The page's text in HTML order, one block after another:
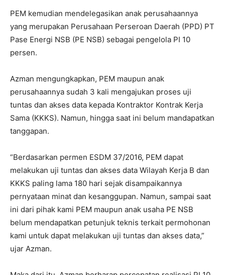
PEM kemudian mendelegasikan anak perusahaannya
yang merupakan Perusahaan Perseroan Daerah (PPD) PT
Pase Energi NSB (PE NSB) sebagai pengelola PI 10
persen.
Azman mengungkapkan, PEM maupun anak
perusahaannya sudah 3 kali mengajukan proses uji
tuntas dan akses data kepada Kontraktor Kontrak Kerja
Sama (KKKS). Namun, hingga saat ini belum mandapatkan
tanggapan.
“Berdasarkan permen ESDM 37/2016, PEM dapat
melakukan uji tuntas dan akses data Wilayah Kerja B dan
KKKS paling lama 180 hari sejak disampaikannya
pernyataan minat dan kesanggupan. Namun, sampai saat
ini dari pihak kami PEM maupun anak usaha PE NSB
belum mendapatkan petunjuk teknis terkait permohonan
kami untuk dapat melakukan uji tuntas dan akses data,”
ujar Azman.